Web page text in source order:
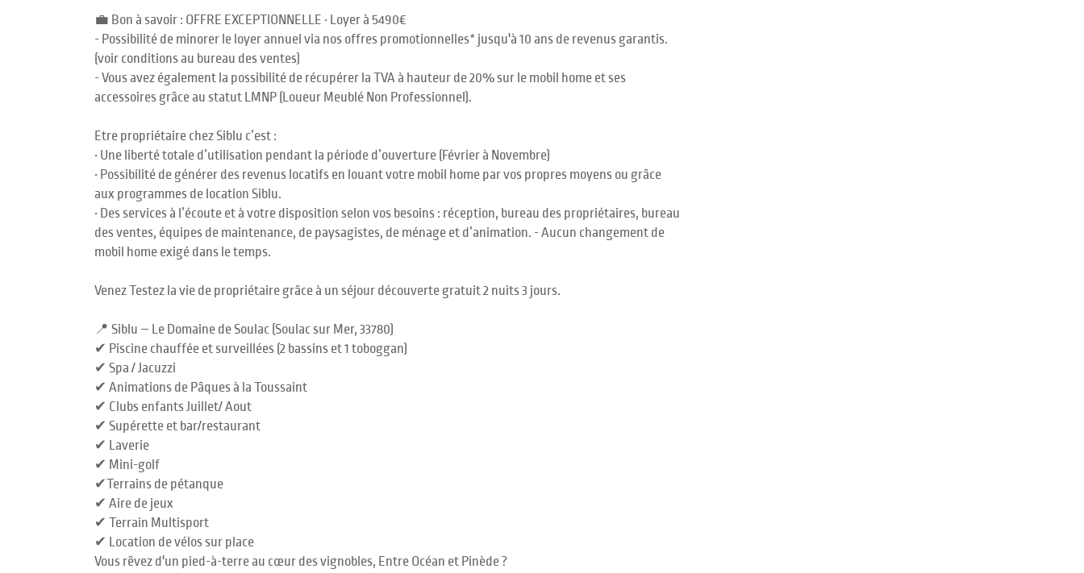
💼 Bon à savoir : OFFRE EXCEPTIONNELLE • Loyer à 5490€
- Possibilité de minorer le loyer annuel via nos offres promotionnelles* jusqu'à 10 ans de revenus garantis.
(voir conditions au bureau des ventes)
- Vous avez également la possibilité de récupérer la TVA à hauteur de 20% sur le mobil home et ses
accessoires grâce au statut LMNP (Loueur Meublé Non Professionnel).
Etre propriétaire chez Siblu c’est :
• Une liberté totale d’utilisation pendant la période d’ouverture (Février à Novembre)
• Possibilité de générer des revenus locatifs en louant votre mobil home par vos propres moyens ou grâce
aux programmes de location Siblu.
• Des services à l’écoute et à votre disposition selon vos besoins : réception, bureau des propriétaires, bureau
des ventes, équipes de maintenance, de paysagistes, de ménage et d’animation. - Aucun changement de
mobil home exigé dans le temps.
Venez Testez la vie de propriétaire grâce à un séjour découverte gratuit 2 nuits 3 jours.
📍 Siblu – Le Domaine de Soulac (Soulac sur Mer, 33780)
✔ Piscine chauffée et surveillées (2 bassins et 1 toboggan)
✔ Spa / Jacuzzi
✔ Animations de Pâques à la Toussaint
✔ Clubs enfants Juillet/ Aout
✔ Supérette et bar/restaurant
✔ Laverie
✔ Mini-golf
✔Terrains de pétanque
✔ Aire de jeux
✔ Terrain Multisport
✔ Location de vélos sur place
Vous rêvez d'un pied-à-terre au cœur des vignobles, Entre Océan et Pinède ?